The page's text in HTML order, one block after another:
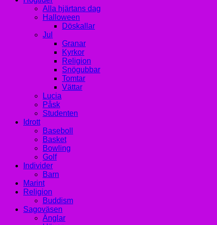
Alla hjärtans dag
Halloween
Döskallar
Jul
Granar
Kyrkor
Religion
Snögubbar
Tomtar
Vättar
Lucia
Påsk
Studenten
Idrott
Baseboll
Basket
Bowling
Golf
Individer
Barn
Marint
Religion
Buddism
Sagoväsen
Änglar